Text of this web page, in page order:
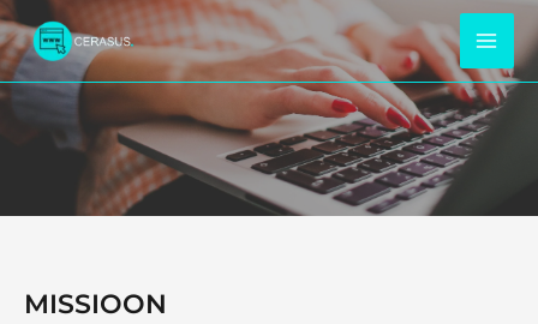
Skip
to
content
MAIN
MISSIOON